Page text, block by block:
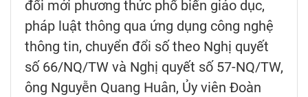
đổi mới phương thức phổ biến giáo dục,
pháp luật thông qua ứng dụng công nghệ
thông tin, chuyển đổi số theo Nghị quyết
số 66/NQ/TW và Nghị quyết số 57-NQ/TW,
ông Nguyễn Quang Huân, Ủy viên Đoàn